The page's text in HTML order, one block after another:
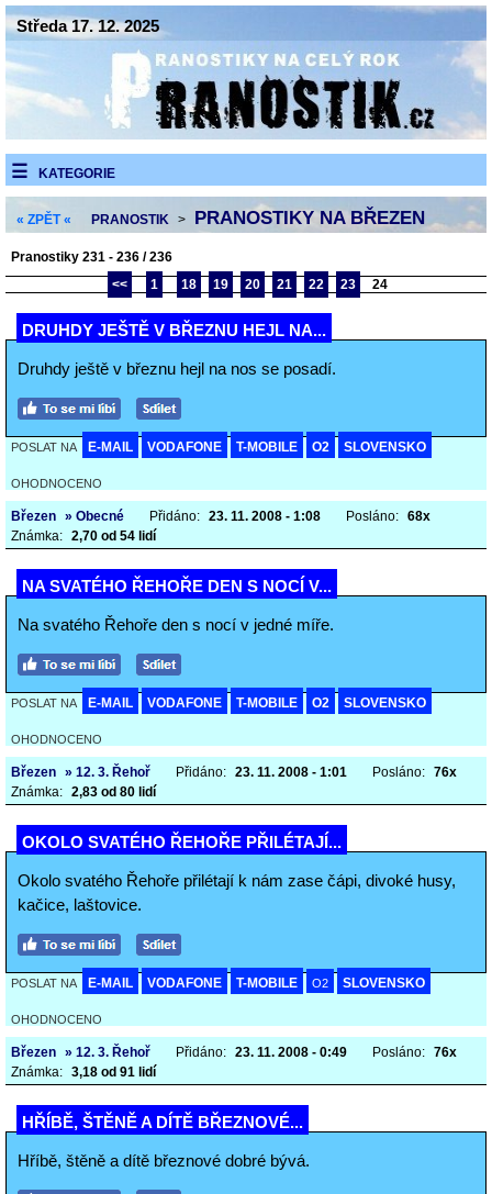
Středa 17. 12. 2025
KATEGORIE
« ZPĚT « PRANOSTIK > PRANOSTIKY NA BŘEZEN
Pranostiky 231 - 236 / 236
<<
1 18 19 20 21 22 23 24
DRUHDY JEŠTĚ V BŘEZNU HEJL NA...
Druhdy ještě v březnu hejl na nos se posadí.
POSLAT NA E-MAIL VODAFONE T-MOBILE O2 SLOVENSKO
OHODNOCENO
Březen » Obecné Přidáno: 23. 11. 2008 - 1:08 Posláno: 68x
Známka: 2,70 od 54 lidí
NA SVATÉHO ŘEHOŘE DEN S NOCÍ V...
Na svatého Řehoře den s nocí v jedné míře.
POSLAT NA E-MAIL VODAFONE T-MOBILE O2 SLOVENSKO
OHODNOCENO
Březen » 12. 3. Řehoř Přidáno: 23. 11. 2008 - 1:01 Posláno: 76x
Známka: 2,83 od 80 lidí
OKOLO SVATÉHO ŘEHOŘE PŘILÉTAJÍ...
Okolo svatého Řehoře přilétají k nám zase čápi, divoké husy,
kačice, laštovice.
POSLAT NA E-MAIL VODAFONE T-MOBILE O2 SLOVENSKO
OHODNOCENO
Březen » 12. 3. Řehoř Přidáno: 23. 11. 2008 - 0:49 Posláno: 76x
Známka: 3,18 od 91 lidí
HŘÍBĚ, ŠTĚNĚ A DÍTĚ BŘEZNOVÉ...
Hříbě, štěně a dítě březnové dobré bývá.